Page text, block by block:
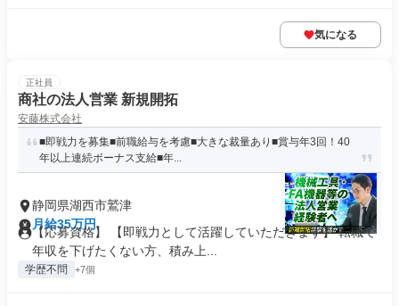
気になる
正社員
商社の法人営業 新規開拓
安藤株式会社
■即戦力を募集■前職給与を考慮■大きな裁量あり■賞与年3回！40
年以上連続ボーナス支給■年...
静岡県湖西市鷲津
月給35万円
【応募資格】 【即戦力として活躍していただきます】 転職で
年収を下げたくない方、積み上...
学歴不問 +7個